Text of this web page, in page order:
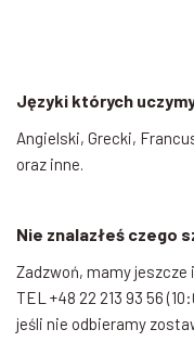
Języki których
Angielski, Grecki,
oraz inne.
Nie znalazłeś czego
Zadzwoń, mamy jeszcze
TEL +48 22 213 93 56
jeśli nie odbieramy